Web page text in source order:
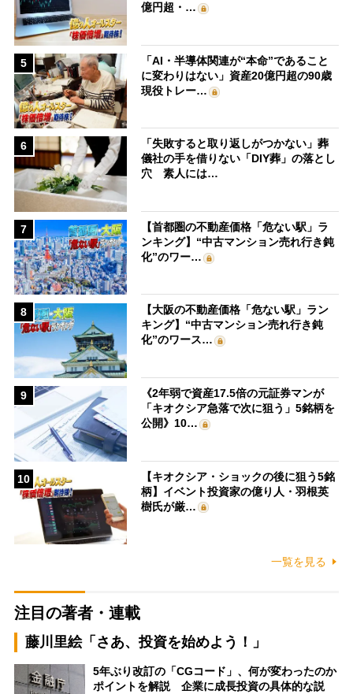
億円超・…
5
「AI・半導体関連が“本命”であること
に変わりはない」資産20億円超の90歳
現役トレー…
6
「失敗すると取り返しがつかない」葬
儀社の手を借りない「DIY葬」の落とし
穴 素人には…
7
【首都圏の不動産価格「危ない駅」ラ
ンキング】“中古マンション売れ行き鈍
化”のワー…
8
【大阪の不動産価格「危ない駅」ラン
キング】“中古マンション売れ行き鈍
化”のワース…
9
《2年弱で資産17.5倍の元証券マンが
「キオクシア急落で次に狙う」5銘柄を
公開》10…
10
【キオクシア・ショックの後に狙う5銘
柄】イベント投資家の億り人・羽根英
樹氏が厳…
一覧を見る
注目の著者・連載
藤川里絵「さあ、投資を始めよう！」
5年ぶり改訂の「CGコード」、何が変わったのか
ポイントを解説 企業に成長投資の具体的な説